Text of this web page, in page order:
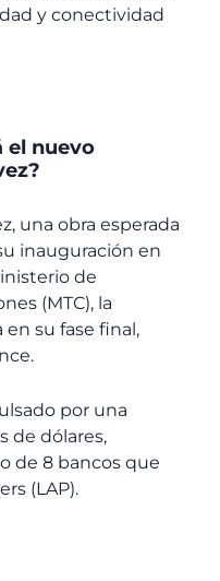
y conectividad
el nuevo
una obra esperada
inauguración en
de
(MTC), la
su fase final,
por una
de dólares,
de 8 bancos que
(LAP).